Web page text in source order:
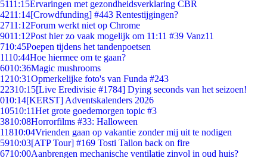
5111:15Ervaringen met gezondheidsverklaring CBR
4211:14[Crowdfunding] #443 Rentestijgingen?
2711:12Forum werkt niet op Chrome
9011:12Post hier zo vaak mogelijk om 11:11 #39 Vanz11
710:45Poepen tijdens het tandenpoetsen
1110:44Hoe hiermee om te gaan?
6010:36Magic mushrooms
1210:31Opmerkelijke foto's van Funda #243
22310:15[Live Eredivisie #1784] Dying seconds van het seizoen!
010:14[KERST] Adventskalenders 2026
10510:11Het grote goedemorgen topic #3
3810:08Horrorfilms #33: Halloween
11810:04Vrienden gaan op vakantie zonder mij uit te nodigen
5910:03[ATP Tour] #169 Tosti Tallon back on fire
6710:00Aanbrengen mechanische ventilatie zinvol in oud huis?